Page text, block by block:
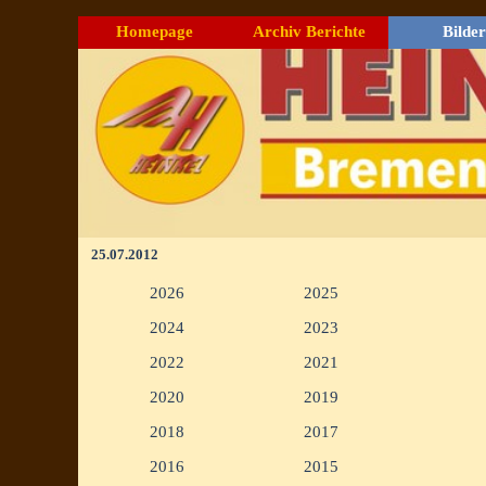
Homepage Archiv Berichte ▼
Bilder
25.07.2012
2026 ▼
2025
2024
▼
2023
2022
▼
2021
2020
▼
2019
2018
▼
2017
2016
▼
2015